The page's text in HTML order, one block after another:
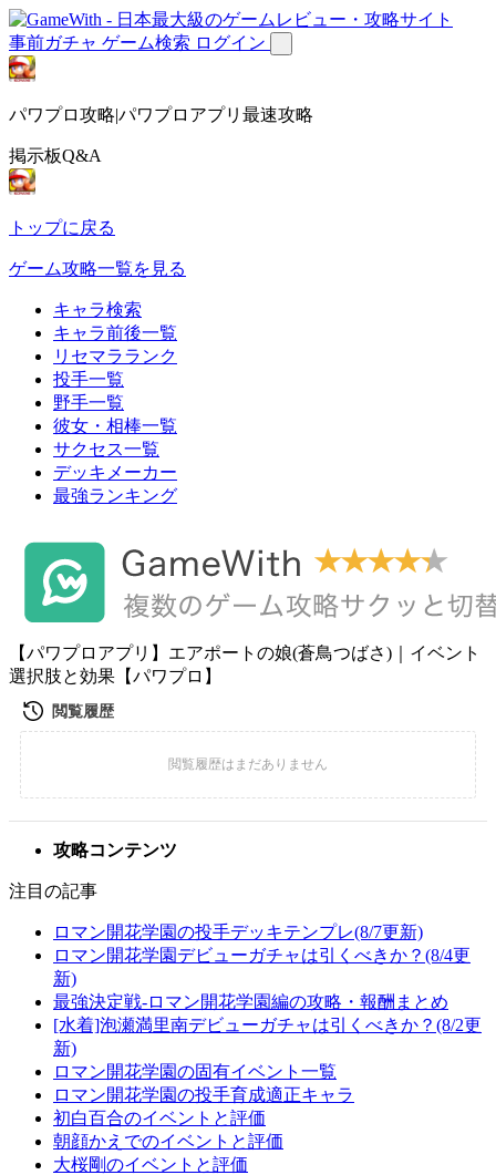
事前ガチャ ゲーム検索 ログイン
パワプロ攻略|パワプロアプリ最速攻略
掲示板Q&A
トップに戻る
ゲーム攻略一覧を見る
キャラ検索
キャラ前後一覧
リセマラランク
投手一覧
野手一覧
彼女・相棒一覧
サクセス一覧
デッキメーカー
最強ランキング
【パワプロアプリ】エアポートの娘(蒼鳥つばさ)｜イベント
選択肢と効果【パワプロ】
攻略コンテンツ
注目の記事
ロマン開花学園の投手デッキテンプレ(8/7更新)
ロマン開花学園デビューガチャは引くべきか？(8/4更
新)
最強決定戦-ロマン開花学園編の攻略・報酬まとめ
[水着]泡瀬満里南デビューガチャは引くべきか？(8/2更
新)
ロマン開花学園の固有イベント一覧
ロマン開花学園の投手育成適正キャラ
初白百合のイベントと評価
朝顔かえでのイベントと評価
大桜剛のイベントと評価